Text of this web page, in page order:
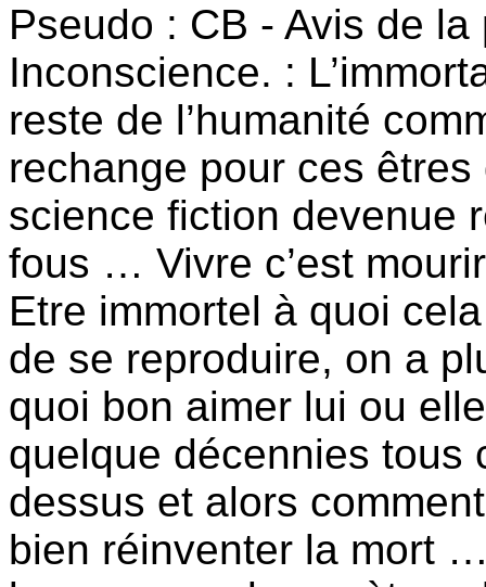
Pseudo : CB - Avis de
Inconscience. :
reste de l’humanité
rechange pour ces êtres
science fiction devenue
fous … Vivre c’est
Etre immortel à quoi
de se reproduire, on a
quoi bon aimer lui ou
quelque décennies tous
dessus et alors
bien réinventer la mort